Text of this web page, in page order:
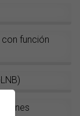
función